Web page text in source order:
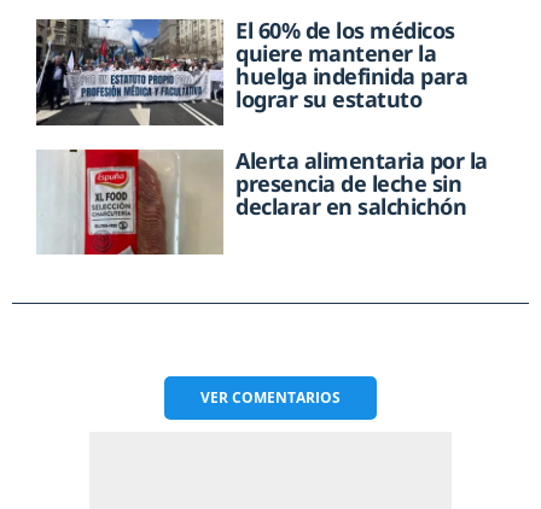
El 60% de los médicos
quiere mantener la
huelga indefinida para
lograr su estatuto
Alerta alimentaria por la
presencia de leche sin
declarar en salchichón
VERCOMENTARIOS